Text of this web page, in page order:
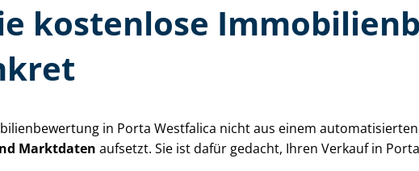
kostenlose
in Porta Westfalica nicht aus einem
Marktdaten aufsetzt. Sie ist dafür gedacht, Ihren Verkauf in